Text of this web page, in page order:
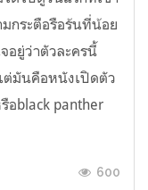
กระตือรือร้นที่น้อย
อยู่ว่าตัวละครนี้
ต่มันคือหนังเปิดตัว
อblack panther
600